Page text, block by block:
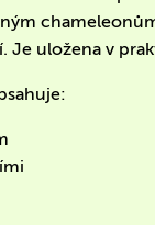
Je uložena v